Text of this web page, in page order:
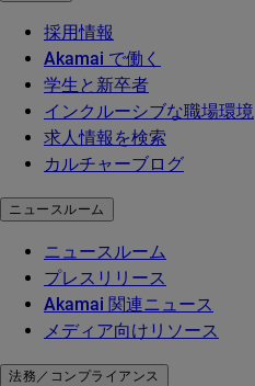
採用情報
Akamai で働く
学生と新卒者
インクルーシブな職場環境
求人情報を検索
カルチャーブログ
ニュースルーム
ニュースルーム
プレスリリース
Akamai 関連ニュース
メディア向けリソース
法務／コンプライアンス